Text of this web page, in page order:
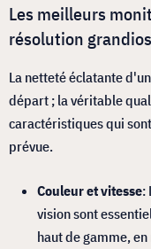
Les meilleurs
résolution
La netteté éclatante
départ ; la véritable
caractéristiques qui
prévue.
Couleur et vitesse:
vision sont
haut de gamme,